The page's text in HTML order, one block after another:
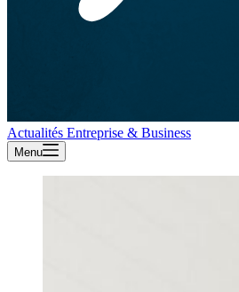
Actualités Entreprise & Business
Menu